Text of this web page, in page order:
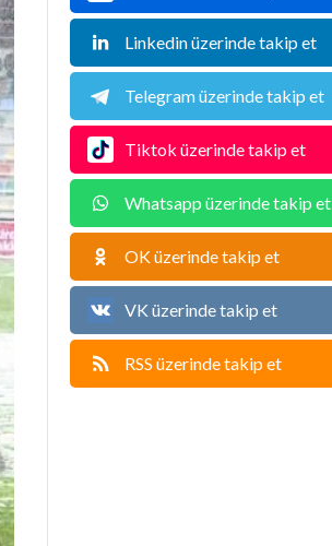
Linkedin üzerinde takip et
Telegram üzerinde takip et
Tiktok üzerinde takip et
Whatsapp üzerinde takip et
OK üzerinde takip et
VK üzerinde takip et
RSS üzerinde takip et